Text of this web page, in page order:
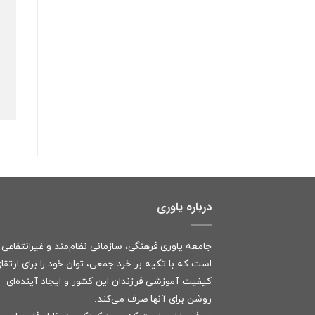
درباره یاوری
جامعه یاوری فرهنگی، سازمانی نظام‌مند و غیرانتفاعی
است که با تکیه بر خرد جمعی، توان خود را برای
کیفیت آموزشی فرزندان این کشور و ایجاد آینده‌ای
روشن برای آنها صرف می‌کند.